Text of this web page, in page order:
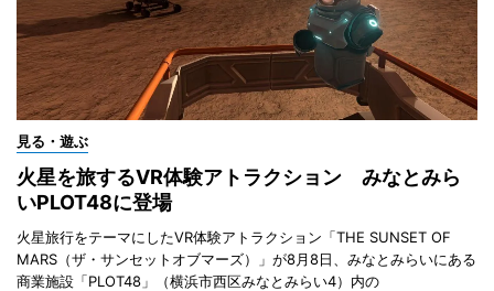
見る・遊ぶ
火星を旅するVR体験アトラクション みなとみら
いPLOT48に登場
火星旅行をテーマにしたVR体験アトラクション「THE SUNSET OF
MARS（ザ・サンセットオブマーズ）」が8月8日、みなとみらいにある
商業施設「PLOT48」（横浜市西区みなとみらい4）内の